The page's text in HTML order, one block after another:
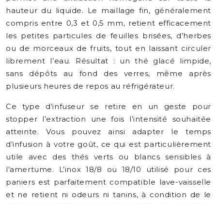
hauteur du liquide. Le maillage fin, généralement
compris entre 0,3 et 0,5 mm, retient efficacement
les petites particules de feuilles brisées, d’herbes
ou de morceaux de fruits, tout en laissant circuler
librement l’eau. Résultat : un thé glacé limpide,
sans dépôts au fond des verres, même après
plusieurs heures de repos au réfrigérateur.
Ce type d’infuseur se retire en un geste pour
stopper l’extraction une fois l’intensité souhaitée
atteinte. Vous pouvez ainsi adapter le temps
d’infusion à votre goût, ce qui est particulièrement
utile avec des thés verts ou blancs sensibles à
l’amertume. L’inox 18/8 ou 18/10 utilisé pour ces
paniers est parfaitement compatible lave-vaisselle
et ne retient ni odeurs ni tanins, à condition de le